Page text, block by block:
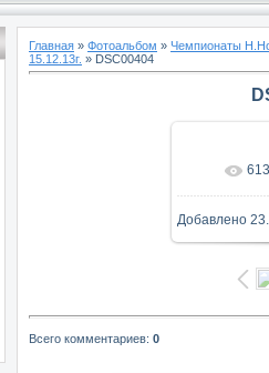
Главная » Фотоальбом » Чемпионаты
15.12.13г. » DSC00404
В 613
Добавлено
Всего комментариев: 0